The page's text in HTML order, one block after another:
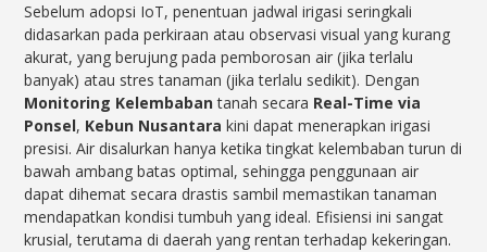
Sebelum adopsi IoT, penentuan jadwal irigasi seringkali
didasarkan pada perkiraan atau observasi visual yang kurang
akurat, yang berujung pada pemborosan air (jika terlalu
banyak) atau stres tanaman (jika terlalu sedikit). Dengan
Monitoring Kelembabantanah secara Real-Time via
Ponsel, Kebun Nusantara kini dapat menerapkan irigasi
presisi. Air disalurkan hanya ketika tingkat kelembaban turun di
bawah ambang batas optimal, sehingga penggunaan air
dapat dihemat secara drastis sambil memastikan tanaman
mendapatkan kondisi tumbuh yang ideal. Efisiensi ini sangat
krusial, terutama di daerah yang rentan terhadap kekeringan.